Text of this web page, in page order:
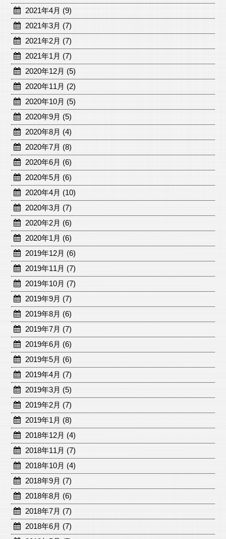
2021年4月 (9)
2021年3月 (7)
2021年2月 (7)
2021年1月 (7)
2020年12月 (5)
2020年11月 (2)
2020年10月 (5)
2020年9月 (5)
2020年8月 (4)
2020年7月 (8)
2020年6月 (6)
2020年5月 (6)
2020年4月 (10)
2020年3月 (7)
2020年2月 (6)
2020年1月 (6)
2019年12月 (6)
2019年11月 (7)
2019年10月 (7)
2019年9月 (7)
2019年8月 (6)
2019年7月 (7)
2019年6月 (6)
2019年5月 (6)
2019年4月 (7)
2019年3月 (5)
2019年2月 (7)
2019年1月 (8)
2018年12月 (4)
2018年11月 (7)
2018年10月 (4)
2018年9月 (7)
2018年8月 (6)
2018年7月 (7)
2018年6月 (7)